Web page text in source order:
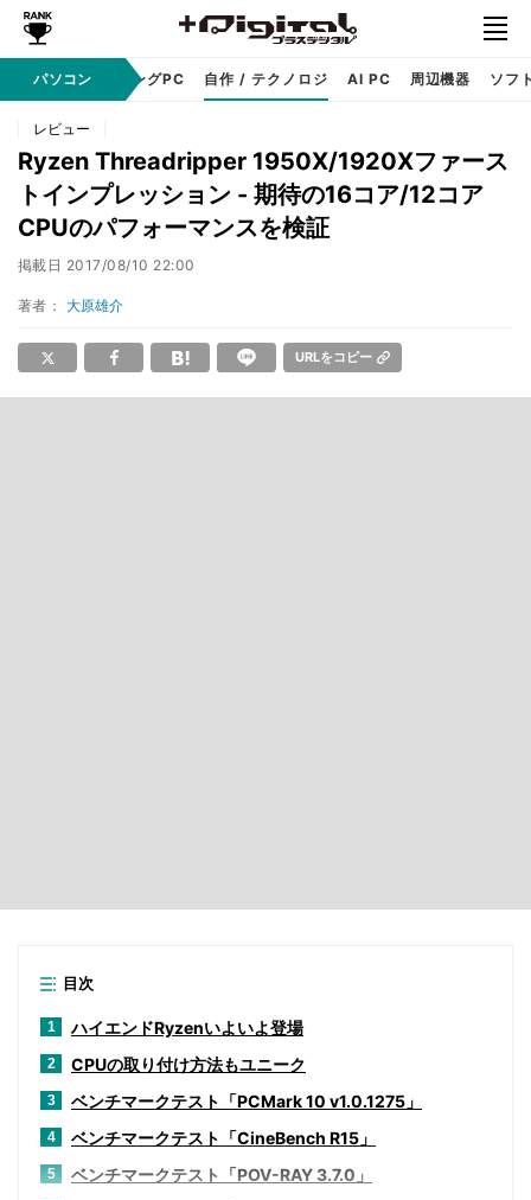
パソコン
PC本体 ゲーミングPC 自作 / テクノロジ AI PC 周辺機器 ソフ
レビュー
Ryzen Threadripper 1950X/1920Xファース
トインプレッション - 期待の16コア/12コア
CPUのパフォーマンスを検証
掲載日 2017/08/10 22:00
著者： 大原雄介
URLをコピー
目次
1 ハイエンドRyzenいよいよ登場
2 CPUの取り付け方法もユニーク
3 ベンチマークテスト「PCMark 10 v1.0.1275」
4 ベンチマークテスト「CineBench R15」
5 ベンチマークテスト「POV-RAY 3.7.0」